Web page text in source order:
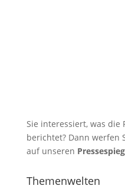
Sie interessiert, was die
berichtet? Dann werfen
auf unseren
Themenwelten